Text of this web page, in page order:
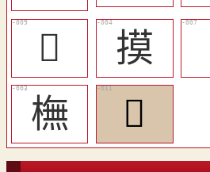
󲔻
摸
橅
󲸆